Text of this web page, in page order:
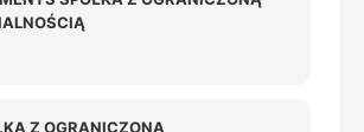
Z OGRANICZONĄ